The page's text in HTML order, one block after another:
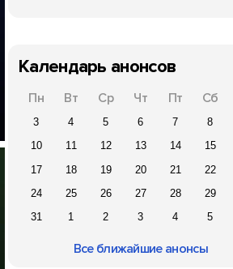
Календарь анонсов
Пн Вт Ср Чт Пт Сб
3 4 5 6 7 8
10
11 12 13 14 15
17
18 19 20 21 22
24
25 26 27 28 29
31
1 2 3 4 5
Все ближайшие анонсы